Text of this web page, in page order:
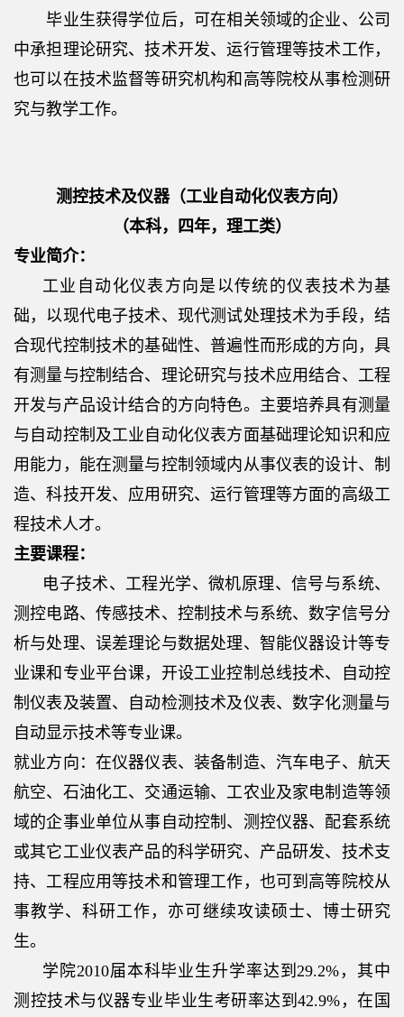
毕业生获得学位后，可在相关领域的企业、公司
中承担理论研究、技术开发、运行管理等技术工作，
也可以在技术监督等研究机构和高等院校从事检测研
究与教学工作。
测控技术及仪器（工业自动化仪表方向）
（本科，四年，理工类）
专业简介：
工业自动化仪表方向是以传统的仪表技术为基
础，以现代电子技术、现代测试处理技术为手段，结
合现代控制技术的基础性、普遍性而形成的方向，具
有测量与控制结合、理论研究与技术应用结合、工程
开发与产品设计结合的方向特色。主要培养具有测量
与自动控制及工业自动化仪表方面基础理论知识和应
用能力，能在测量与控制领域内从事仪表的设计、制
造、科技开发、应用研究、运行管理等方面的高级工
程技术人才。
主要课程：
电子技术、工程光学、微机原理、信号与系统、
测控电路、传感技术、控制技术与系统、数字信号分
析与处理、误差理论与数据处理、智能仪器设计等专
业课和专业平台课，开设工业控制总线技术、自动控
制仪表及装置、自动检测技术及仪表、数字化测量与
自动显示技术等专业课。
就业方向：在仪器仪表、装备制造、汽车电子、航天
航空、石油化工、交通运输、工农业及家电制造等领
域的企事业单位从事自动控制、测控仪器、配套系统
或其它工业仪表产品的科学研究、产品研发、技术支
持、工程应用等技术和管理工作，也可到高等院校从
事教学、科研工作，亦可继续攻读硕士、博士研究
生。
学院2010届本科毕业生升学率达到 29.2% ，其中
测控技术与仪器专业毕业生考研率达到42.9% ，在国